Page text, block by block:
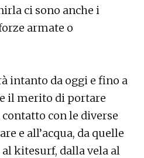
ci sono anche i
armate o
intanto da oggi e fino a
il merito di portare
con le diverse
e all’acqua, da quelle
kitesurf, dalla vela al